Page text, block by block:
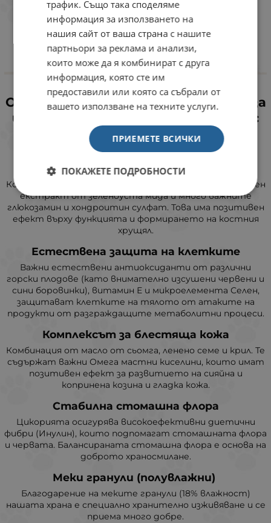
Основни предимства на храната за
израснали кучета Chicopee Holistic
Soft Ostrich&Potato
Комплекс за мобилност
Комплексът за мобилност е комбинация от натурален
екстракт от зеленоуста мида и много важните
глюкозамин и хондроитин сулфат. Това има позитивен
ефект върху функцията и формирането на костния
хрущял.
Естествена защита на клетките
Важни естествени антиоксиданти от различни
горски плодове (като внимателно изсушени червени и
сини боровинки), витамин Е и микроелемента Селен,
защитават клетките на тялото от атаките на
продукти от разграждащите метаболитни процеси.
Комплексът за блестяща кожа
Комбинация от масло от сьомга, ленено семе и крил. Те
съдържат важни Омега мастни киселини, които имат
позитивен ефект за развитието на сияйна и
копринена козина и гладка кожа.
Стабилна стомашна флора
Цикорията осигурява високоефективни диетични
фибри (Инулин), които подпомагат стомашната флора
и червата. Балансираната стомашна флора е основа на
доброто храносмилане.
Меки гранули (полувлажни)
Благодарение на меките гранули (18% влажност)
нашата храна е специално хранително изживяване и се
приема много добре.
трафик. Също така споделяме
информация за използването на
нашия сайт от ваша страна с нашите
партньори за реклама и анализи,
които може да я комбинират с друга
информация, която сте им
предоставили или която са събрали от
вашето използване на техните услуги.
ПРИЕМЕТЕ ВСИЧКИ
ПОКАЖЕТЕ ПОДРОБНОСТИ